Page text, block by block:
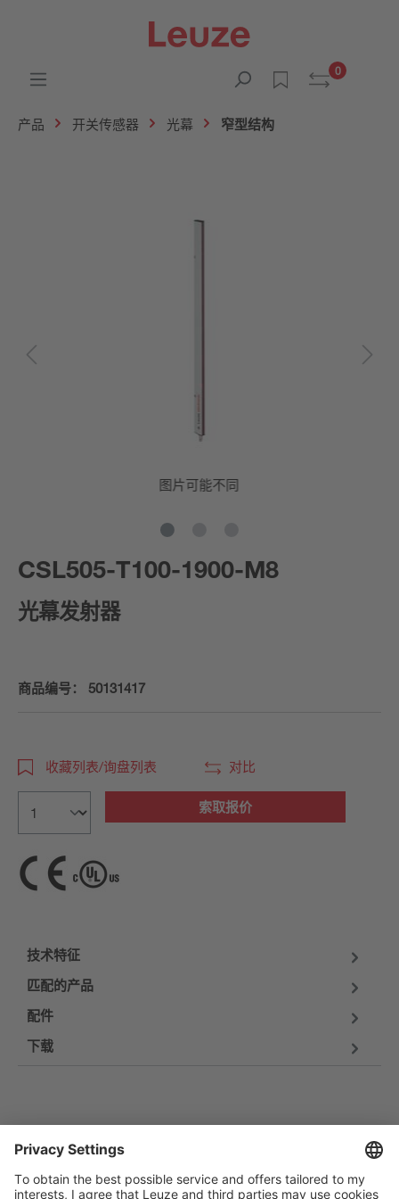
0
产品 开关传感器 光幕 窄型结构
图片可能不同
CSL505-T100-1900-M8
光幕发射器
商品编号： 50131417
收藏列表/询盘列表 对比
索取报价
技术特征
匹配的产品
配件
下载